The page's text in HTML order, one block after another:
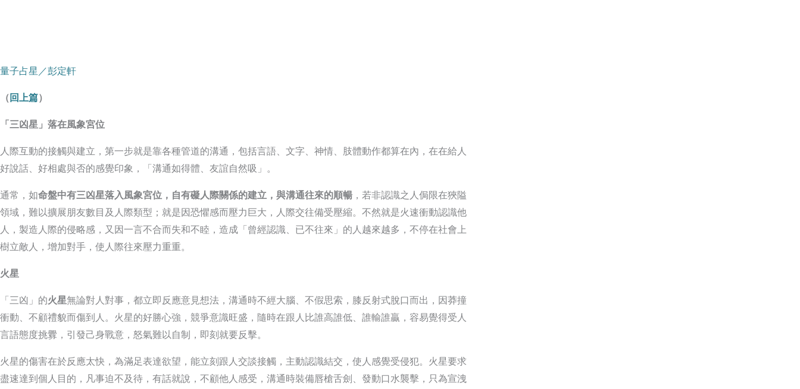
量子占星／彭定軒
（ 回上篇）
「三凶星」落在風象宮位
人際互動的接觸與建立，第一步就是靠各種管道的溝通，包括言語、文字、神情、肢體動作都算在內，在在給人
好說話、好相處與否的感覺印象，「溝通如得體、友誼自然吸」。
通常，如命盤中有三凶星落入風象宮位，自有礙人際關係的建立，與溝通往來的順暢 ，若非認識之人侷限在狹隘
領域，難以擴展朋友數目及人際類型；就是因恐懼感而壓力巨大，人際交往備受壓縮。不然就是火速衝動認識他
人，製造人際的侵略感，又因一言不合而失和不睦，造成「曾經認識、已不往來」的人越來越多，不停在社會上
樹立敵人，增加對手，使人際往來壓力重重。
火星
「三凶」的火星無論對人對事，都立即反應意見想法，溝通時不經大腦、不假思索，膝反射式脫口而出，因莽撞
衝動、不顧禮貌而傷到人。火星的好勝心強，競爭意識旺盛，隨時在跟人比誰高誰低、誰輸誰贏，容易覺得受人
言語態度挑釁，引發己身戰意，怒氣難以自制，即刻就要反擊。
火星的傷害在於反應太快，為滿足表達欲望，能立刻跟人交談接觸，主動認識結交，使人感覺受侵犯。火星要求
盡速達到個人目的，凡事迫不及待，有話就說，不顧他人感受，溝通時裝備唇槍舌劍、發動口水襲擊，只為宣洩